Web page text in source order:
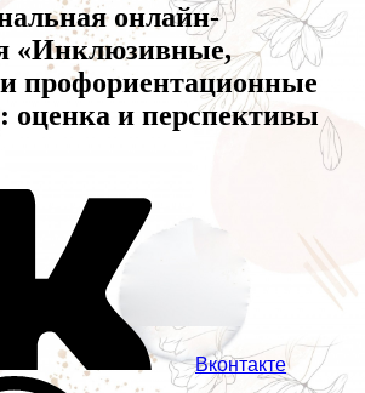
онлайн-
«Инклюзивные,
профориентационные
оценка и перспективы
Вконтакте